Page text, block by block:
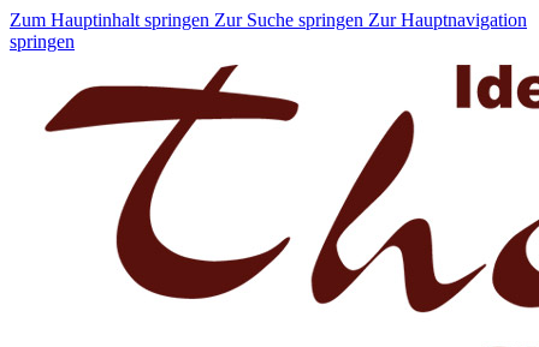
Zum Hauptinhalt springen Zur Suche springen Zur Hauptnavigation
springen